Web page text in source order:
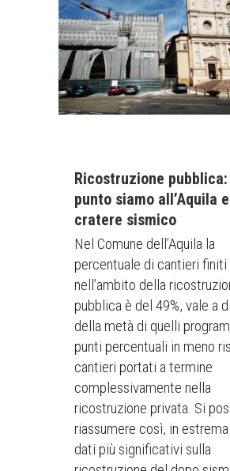
Ricostruzione
punto siamo all’Aquila
cratere sismico
Nel Comune dell’Aquila la
percentuale di cantieri finiti
nell’ambito della
pubblica è del 49%, vale a
della metà di quelli
punti percentuali in meno
cantieri portati a termine
complessivamente nella
ricostruzione privata. Si
riassumere così, in
dati più significativi sulla